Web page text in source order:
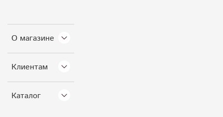
О магазине
Клиентам
Каталог